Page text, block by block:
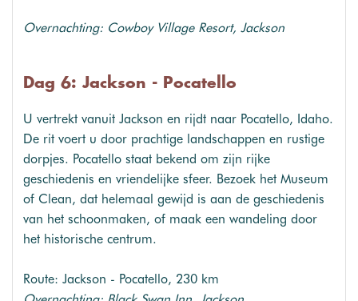
Overnachting: Cowboy Village Resort, Jackson
Dag 6: Jackson - Pocatello
U vertrekt vanuit Jackson en rijdt naar Pocatello, Idaho.
De rit voert u door prachtige landschappen en rustige
dorpjes. Pocatello staat bekend om zijn rijke
geschiedenis en vriendelijke sfeer. Bezoek het Museum
of Clean, dat helemaal gewijd is aan de geschiedenis
van het schoonmaken, of maak een wandeling door
het historische centrum.
Route: Jackson - Pocatello, 230 km